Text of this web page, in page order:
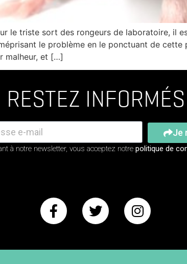
le triste sort des rongeurs de laboratoire, il
le problème en le ponctuant de
malheur, et […]
RESTEZ INFORMÉS
Je
à notre newsletter, vous acceptez notre politique de